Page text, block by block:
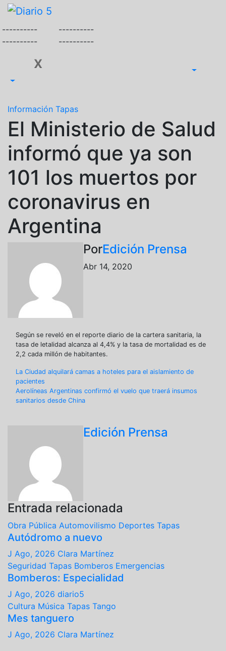
Saltar
contenido
----------
----------
----------
----------
X
Información Tapas
El Ministerio de Salud
informó que ya son
101 los muertos por
coronavirus en
Argentina
PorEdición Prensa
Abr 14, 2020
Según se reveló en el reporte diario de la cartera sanitaria, la
tasa de letalidad alcanza al 4,4% y la tasa de mortalidad es de
2,2 cada millón de habitantes.
Navegación
de
La Ciudad alquilará camas a hoteles para el aislamiento de
pacientes
Aerolíneas Argentinas confirmó el vuelo que traerá insumos
sanitarios desde China
Edición Prensa
Entrada relacionada
Obra Pública Automovilismo Deportes Tapas
Autódromo a nuevo
J Ago, 2026 Clara Martínez
Seguridad Tapas Bomberos Emergencias
Bomberos: Especialidad
J Ago, 2026 diario5
Cultura Música Tapas Tango
Mes tanguero
J Ago, 2026 Clara Martínez